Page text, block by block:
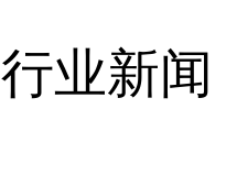
行业新闻